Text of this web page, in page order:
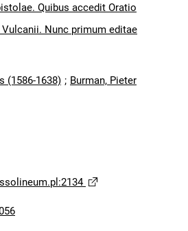
Quibus accedit Oratio
Nunc primum editae
(1586-1638) ; Burman, Pieter